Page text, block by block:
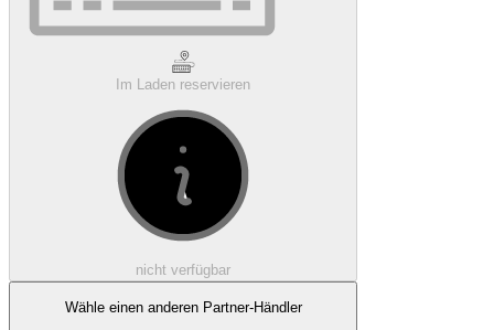
Im Laden reservieren
nicht verfügbar
Wähle einen anderen Partner-Händler